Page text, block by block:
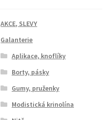
AKCE, SLEVY
Galanterie
Aplikace, knoflíky
Borty, pásky
Gumy, pruženky
Modistická krinolína